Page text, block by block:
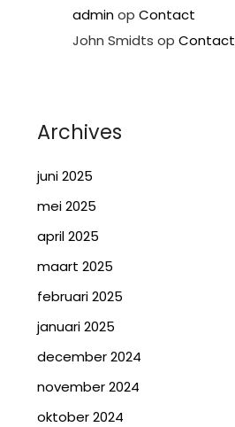
adminopContact
John Smidts opContact
Archives
juni 2025
mei 2025
april 2025
maart 2025
februari 2025
januari 2025
december 2024
november 2024
oktober 2024